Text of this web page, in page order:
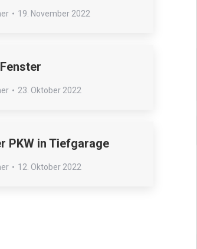
19. November 2022
23. Oktober 2022
PKW in Tiefgarage
12. Oktober 2022